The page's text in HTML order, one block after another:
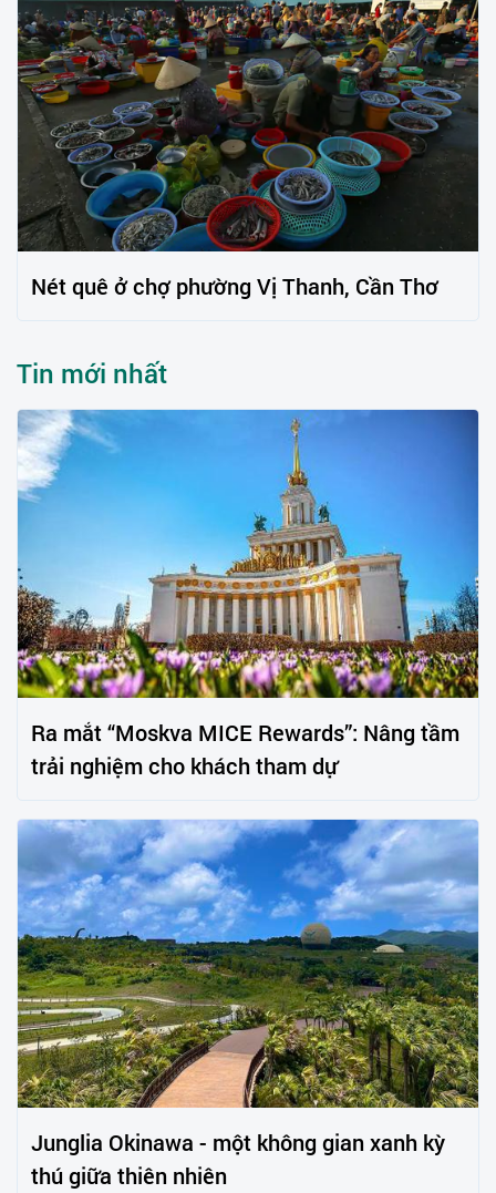
Nét quê ở chợ phường Vị Thanh, Cần Thơ
Tin mới nhất
Ra mắt “Moskva MICE Rewards”: Nâng tầm
trải nghiệm cho khách tham dự
Junglia Okinawa - một không gian xanh kỳ
thú giữa thiên nhiên